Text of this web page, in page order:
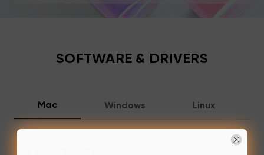
Seu e-mail é usado apenas para o conteúdo solicitado
SOFTWARE & DRIVERS
Mac Windows Linux